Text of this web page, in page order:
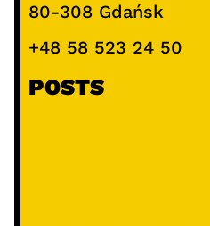
80-308 Gdańsk
+48 58 523 24 50
POSTS